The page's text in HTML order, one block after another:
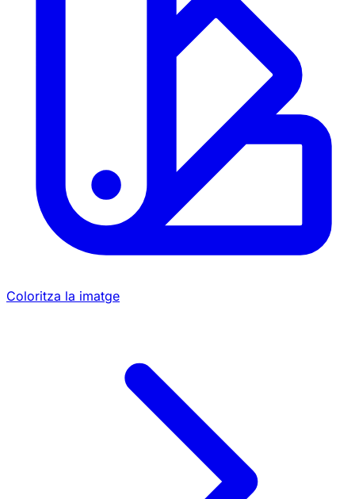
Coloritza la imatge